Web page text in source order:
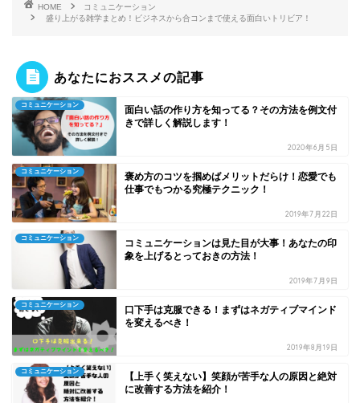
HOME
コミュニケーション
盛り上がる雑学まとめ！ビジネスから合コンまで使える面白いトリビア！
あなたにおススメの記事
コミュニケーション
面白い話の作り方を知ってる？その方法を例文付
きで詳しく解説します！
2020年6月5日
コミュニケーション
褒め方のコツを掴めばメリットだらけ！恋愛でも
仕事でもつかる究極テクニック！
2019年7月22日
コミュニケーション
コミュニケーションは見た目が大事！あなたの印
象を上げるとっておきの方法！
2019年7月9日
コミュニケーション
口下手は克服できる！まずはネガティブマインド
を変えるべき！
2019年8月19日
コミュニケーション
【上手く笑えない】笑顔が苦手な人の原因と絶対
に改善する方法を紹介！